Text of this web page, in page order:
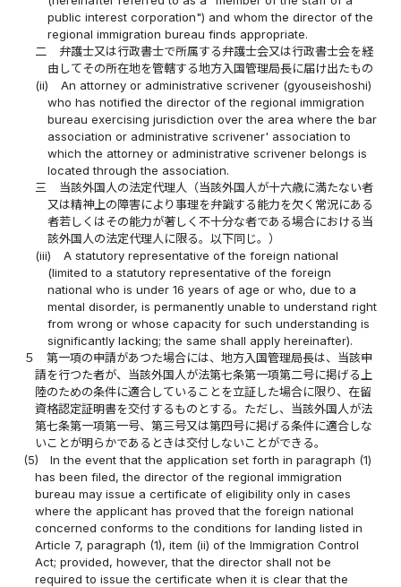
public interest corporation") and whom the director of the
regional immigration bureau finds appropriate.
二
弁護士又は行政書士で所属する弁護士会又は行政書士会を経
由してその所在地を管轄する地方入国管理局長に届け出たもの
(ii)
An attorney or administrative scrivener (gyouseishoshi)
who has notified the director of the regional immigration
bureau exercising jurisdiction over the area where the bar
association or administrative scrivener' association to
which the attorney or administrative scrivener belongs is
located through the association.
三
当該外国人の法定代理人（当該外国人が十六歳に満たない者
又は精神上の障害により事理を弁識する能力を欠く常況にある
者若しくはその能力が著しく不十分な者である場合における当
該外国人の法定代理人に限る。以下同じ。）
(iii)
A statutory representative of the foreign national
(limited to a statutory representative of the foreign
national who is under 16 years of age or who, due to a
mental disorder, is permanently unable to understand right
from wrong or whose capacity for such understanding is
significantly lacking; the same shall apply hereinafter).
５
第一項の申請があつた場合には、地方入国管理局長は、当該申
請を行つた者が、当該外国人が法第七条第一項第二号に掲げる上
陸のための条件に適合していることを立証した場合に限り、在留
資格認定証明書を交付するものとする。ただし、当該外国人が法
第七条第一項第一号、第三号又は第四号に掲げる条件に適合しな
いことが明らかであるときは交付しないことができる。
(5)
In the event that the application set forth in paragraph (1)
has been filed, the director of the regional immigration
bureau may issue a certificate of eligibility only in cases
where the applicant has proved that the foreign national
concerned conforms to the conditions for landing listed in
Article 7, paragraph (1), item (ii) of the Immigration Control
Act; provided, however, that the director shall not be
required to issue the certificate when it is clear that the